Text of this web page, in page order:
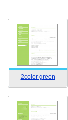
2color green